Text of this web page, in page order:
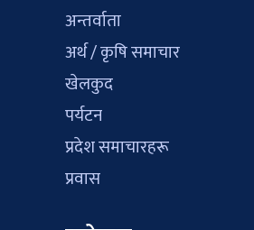
अन्तर्वाता
अर्थ / कृषि समाचार
खेलकुद
पर्यटन
प्रदेश समाचारहरू
प्रवास